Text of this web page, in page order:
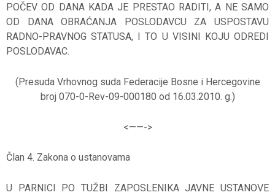
POČEV OD DANA KADA JE PRESTAO RADITI, A NE SAMO
OD DANA OBRAĆANJA POSLODAVCU ZA USPOSTAVU
RADNO-PRAVNOG STATUSA, I TO U VISINI KOJU ODREDI
POSLODAVAC.
(Presuda Vrhovnog suda Federacije Bosne i Hercegovine
broj 070-0-Rev-09-000180 od 16.03.2010. g.)
<——->
Član 4. Zakona o ustanovama
U PARNICI PO TUŽBI ZAPOSLENIKA JAVNE USTANOVE